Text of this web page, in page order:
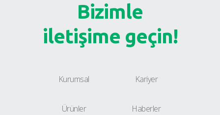
Bizimle
iletişime geçin!
Kurumsal
Ürünler
Kariyer
Haberler